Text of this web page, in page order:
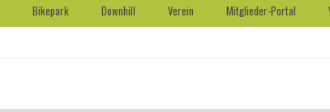
Bikepark Downhill Verein Mitglieder-Portal